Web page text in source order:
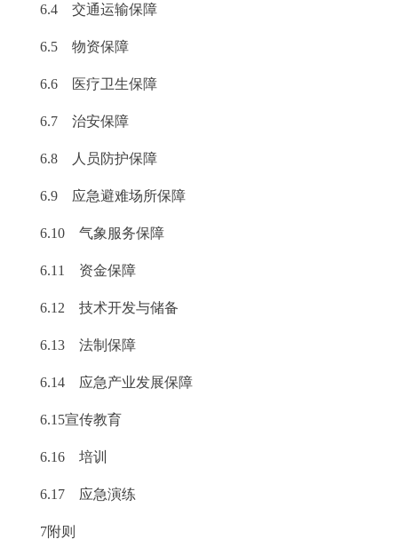
6.4 交通运输保障
6.5 物资保障
6.6 医疗卫生保障
6.7 治安保障
6.8 人员防护保障
6.9 应急避难场所保障
6.10 气象服务保障
6.11 资金保障
6.12 技术开发与储备
6.13 法制保障
6.14 应急产业发展保障
6.15宣传教育
6.16 培训
6.17 应急演练
7附则